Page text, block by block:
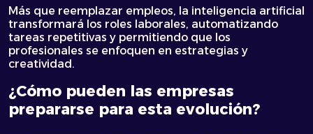
Más que reemplazar empleos, la inteligencia artificial
transformará los roles laborales, automatizando
tareas repetitivas y permitiendo que los
profesionales se enfoquen en estrategias y
creatividad.
¿Cómo pueden las empresas
prepararse para esta evolución?